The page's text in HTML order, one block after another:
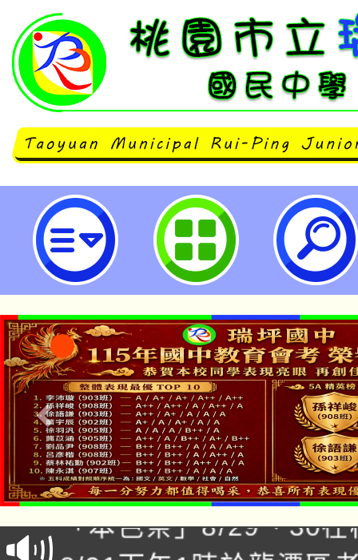
公告本校114學年度第1學期第2次
甄選錄取名單-桃園市立瑞坪國民中
公告本校115學年度第
代理(課)教師甄選結果
「本色祭」8/29、30在
8/21下午1時於龍潭區